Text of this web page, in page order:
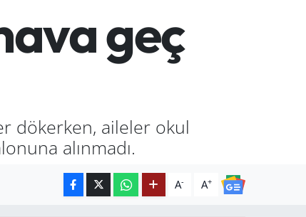
geç
dökerken, aileler okul
alınmadı.
A- A+